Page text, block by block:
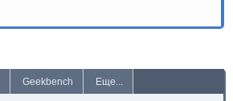
Geekbench Еще...